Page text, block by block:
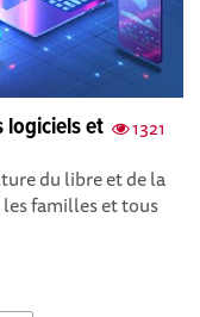
1321
logiciels et
du libre et de la
familles et tous